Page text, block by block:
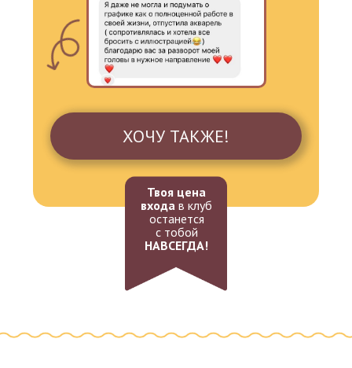
ХОЧУ ТАКЖЕ!
Твоя цена
входа в клуб
останется
с тобой
НАВСЕГДА!